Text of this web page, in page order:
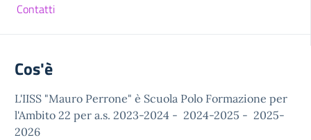
Contatti
Cos'è
L'IISS "Mauro Perrone" è Scuola Polo Formazione per
l'Ambito 22 per a.s. 2023-2024 - 2024-2025 - 2025-
2026